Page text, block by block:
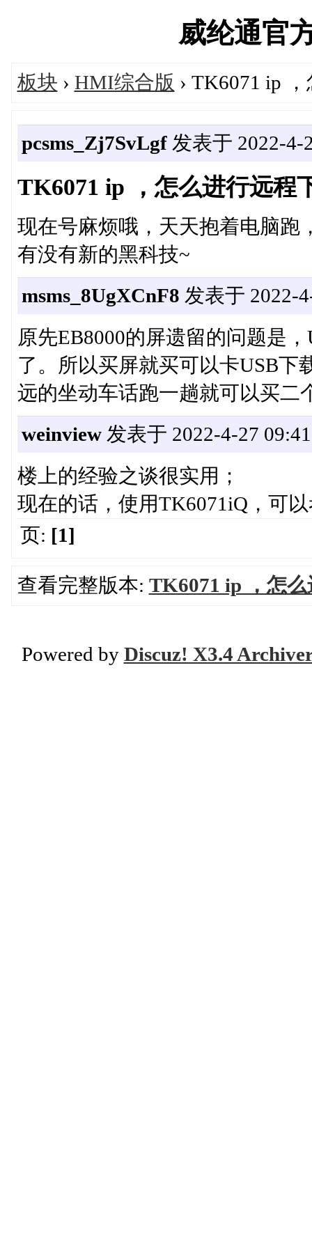
威纶通官
板块 › HMI综合版 › TK6071 ip
pcsms_Zj7SvLgf发表于 2022-4-
TK6071 ip ，怎么进行远程
现在号麻烦哦，天天抱着电脑跑
有没有新的黑科技~
msms_8UgXCnF8 发表于 2022-
原先EB8000的屏遗留的问题是
了。所以买屏就买可以卡USB下
远的坐动车话跑一趟就可以买二
weinview发表于 2022-4-27
楼上的经验之谈很实用；
现在的话，使用TK6071iQ，可以
页: [1]
查看完整版本: TK6071 ip ，怎
Powered by Discuz! X3.4